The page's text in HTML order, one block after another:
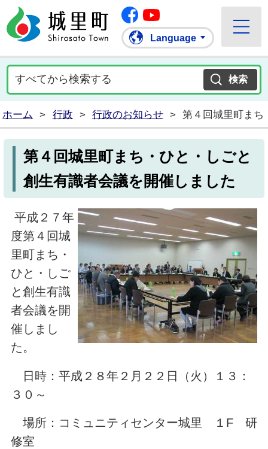
城里町ホームページ
Facebook
Language
ホーム > 行政 > 行政のお知らせ > 第４回城里町まち
第４回城里町まち・ひと・しごと
創生有識者会議を開催しました
平成２７年
度第４回城
里町まち・
ひと・しご
と創生有識
者会議を開
催しまし
た。
日時：平成２８年２月２２日（火）１３：
３０～
場所：コミュニティセンター城里 １F 研
修室